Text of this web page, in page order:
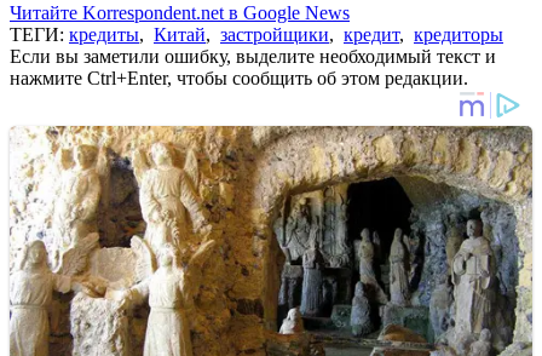
Читайте Korrespondent.net в Google News
ТЕГИ: кредиты, Китай, застройщики, кредит, кредиторы
Если вы заметили ошибку, выделите необходимый текст и
нажмите Ctrl+Enter, чтобы сообщить об этом редакции.